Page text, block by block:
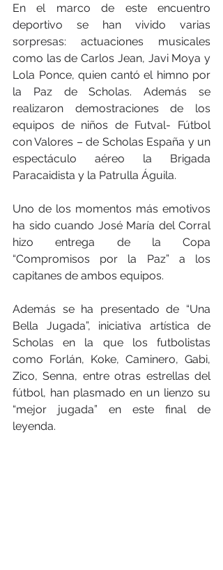
En el marco de este encuentro
deportivo se han vivido varias
sorpresas: actuaciones musicales
como las de Carlos Jean, Javi Moya y
Lola Ponce, quien cantó el himno por
la Paz de Scholas. Además se
realizaron demostraciones de los
equipos de niños de Futval- Fútbol
con Valores – de Scholas España y un
espectáculo aéreo la Brigada
Paracaidista y la Patrulla Águila.
Uno de los momentos más emotivos
ha sido cuando José María del Corral
hizo entrega de la Copa
“Compromisos por la Paz” a los
capitanes de ambos equipos.
Además se ha presentado de “Una
Bella Jugada”, iniciativa artística de
Scholas en la que los futbolistas
como Forlán, Koke, Caminero, Gabi,
Zico, Senna, entre otras estrellas del
fútbol, han plasmado en un lienzo su
“mejor jugada” en este final de
leyenda.